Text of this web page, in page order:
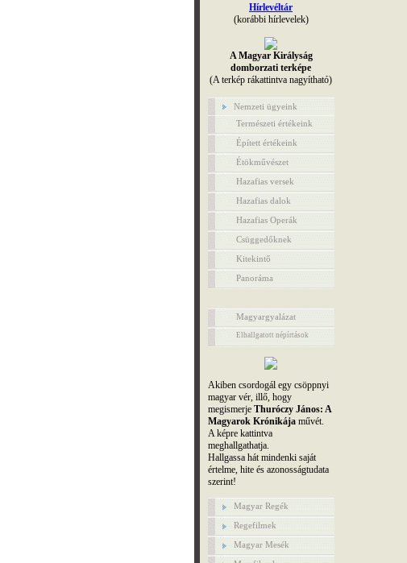
Hírlevéltár
(korábbi hírlevelek)
A Magyar Királyság
domborzati terképe
(A terkép rákattintva nagyítható)
Nemzeti ügyeink
Természeti értékeink
Épített értékeink
Étökművészet
Hazafias versek
Hazafias dalok
Hazafias Operák
Csüggedőknek
Kitekintő
Panoráma
Magyargyalázat
Elhallgatott népírtások
Akiben csordogál egy csöppnyi
magyar vér, illő, hogy
megismerje Thuróczy János: A
Magyarok Krónikájaművét.
A képre kattintva
meghallgathatja.
Hallgassa hát mindenki saját
értelme, hite és azonosságtudata
szerint!
Magyar Regék
Regefilmek
Magyar Mesék